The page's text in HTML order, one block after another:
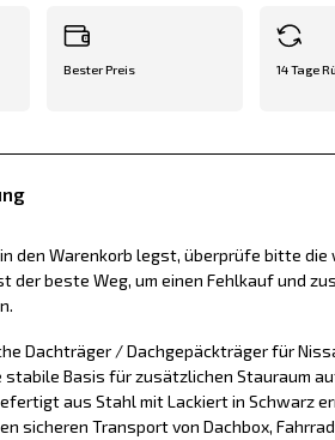
Bester Preis 14 Tage
den Warenkorb legst, überprüfe bitte
der beste Weg, um einen Fehlkauf und
Dachträger / Dachgepäckträger für
stabile Basis für zusätzlichen Stauraum
aus Stahl mit Lackiert in Schwarz
sicheren Transport von Dachbox,